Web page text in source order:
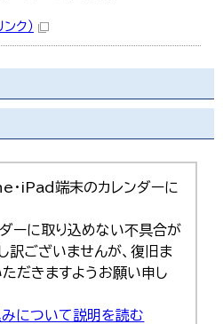
ンク）
・iPad端末のカレンダーに
ーに取り込めない不具合が
訳ございませんが、復旧ま
だきますようお願い申し
について説明を読む